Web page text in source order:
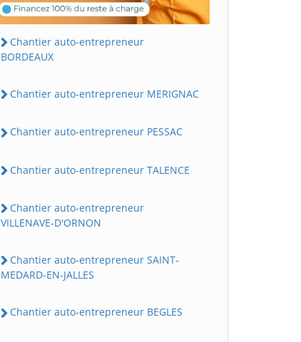
Chantier auto-entrepreneur
BORDEAUX
Chantier auto-entrepreneur MERIGNAC
Chantier auto-entrepreneur PESSAC
Chantier auto-entrepreneur TALENCE
Chantier auto-entrepreneur
VILLENAVE-D'ORNON
Chantier auto-entrepreneur SAINT-
MEDARD-EN-JALLES
Chantier auto-entrepreneur BEGLES